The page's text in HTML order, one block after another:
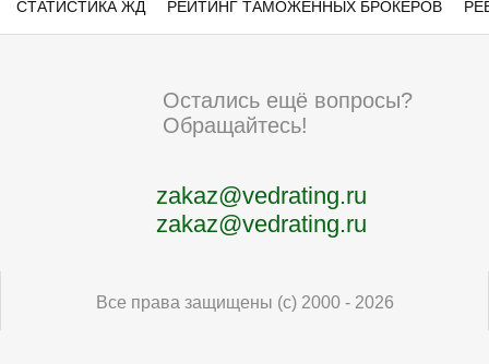
СТАТИСТИКА ЖД РЕЙТИНГ ТАМОЖЕННЫХ БРОКЕРОВ
Все права защищены (с) 2000 - 2026
Остались ещё вопросы?
Обращайтесь!
zakaz@vedrating.ru
zakaz@vedrating.ru